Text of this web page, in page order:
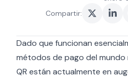
Compartir:
Dado que funcionan
métodos de pago del
QR están actualmente en